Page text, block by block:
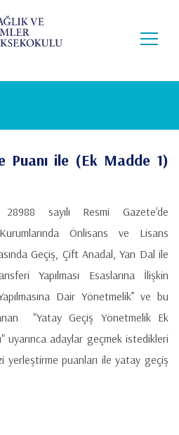
Puanı ile (Ek Madde 1)
sayılı Resmi Gazete'de
Önlisans ve Lisans
Geçiş, Çift Anadal, Yan Dal ile
Yapılması Esaslarına İlişkin
Dair Yönetmelik” ve bu
"Yatay Geçiş Yönetmelik Ek
uyarınca adaylar geçmek istedikleri
yerleştirme puanları ile yatay geçiş